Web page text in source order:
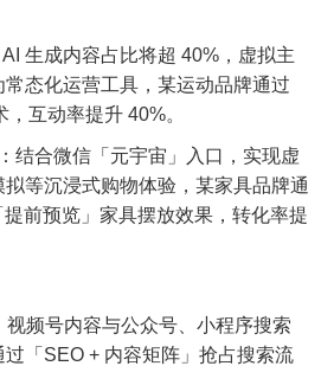
AI 生成内容占比将超 40%，虚拟主
态化运营工具，某运动品牌通过
互动率提升 40%。
：结合微信「元宇宙」入口，实现虚
等沉浸式购物体验，某家具品牌通
前预览」家具摆放效果，转化率提
视频号内容与公众号、小程序搜索
「SEO + 内容矩阵」抢占搜索流